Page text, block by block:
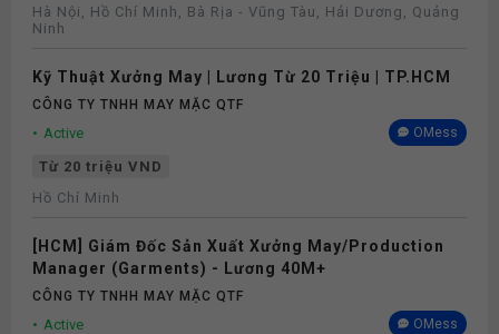
Hà Nội, Hồ Chí Minh, Bà Rịa - Vũng Tàu, Hải Dương, Quảng
Ninh
Kỹ Thuật Xưởng May | Lương Từ 20 Triệu | TP.HCM
CÔNG TY TNHH MAY MẶC QTF
Active OMess
Từ 20 triệu VND
Hồ Chí Minh
[HCM] Giám Đốc Sản Xuất Xưởng May/Production
Manager (Garments) - Lương 40M+
CÔNG TY TNHH MAY MẶC QTF
Active OMess